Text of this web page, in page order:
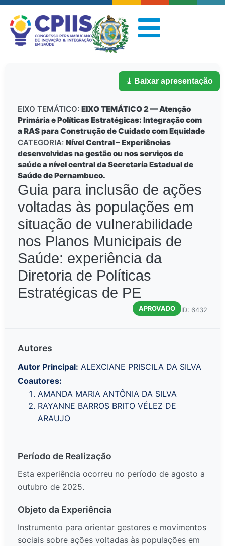
⤓ Baixar apresentação
EIXO TEMÁTICO: EIXO TEMÁTICO 2 — Atenção
Primária e Políticas Estratégicas: Integração com
a RAS para Construção de Cuidado com Equidade
CATEGORIA: Nível Central – Experiências
desenvolvidas na gestão ou nos serviços de
saúde a nível central da Secretaria Estadual de
Saúde de Pernambuco.
Guia para inclusão de ações
voltadas às populações em
situação de vulnerabilidade
nos Planos Municipais de
Saúde: experiência da
Diretoria de Políticas
Estratégicas de PE
APROVADO ID: 6432
Autores
Autor Principal: ALEXCIANE PRISCILA DA SILVA
Coautores:
AMANDA MARIA ANTÔNIA DA SILVA
RAYANNE BARROS BRITO VÉLEZ DE
ARAUJO
Período de Realização
Esta experiência ocorreu no período de agosto a
outubro de 2025.
Objeto da Experiência
Instrumento para orientar gestores e movimentos
sociais sobre ações voltadas às populações em